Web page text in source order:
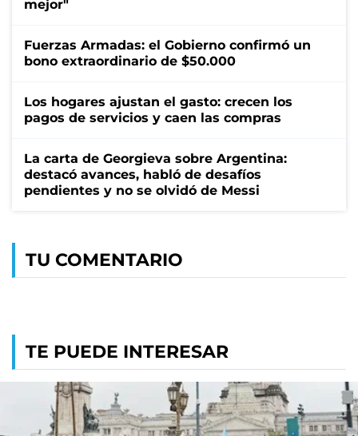
mejor"
Fuerzas Armadas: el Gobierno confirmó un
bono extraordinario de $50.000
Los hogares ajustan el gasto: crecen los
pagos de servicios y caen las compras
La carta de Georgieva sobre Argentina:
destacó avances, habló de desafíos
pendientes y no se olvidó de Messi
TU COMENTARIO
TE PUEDE INTERESAR